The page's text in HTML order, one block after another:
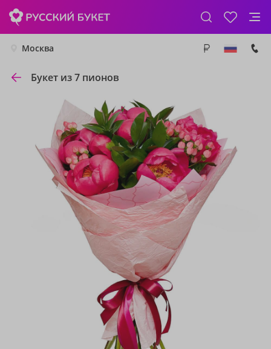
Москва
Букет из 7 пионов